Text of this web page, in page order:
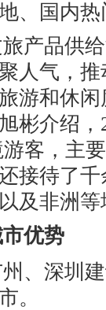
、国内
产品供
人气，
游和休
彬介绍
客，主
接待了
及非洲等
优势
州、深圳
。